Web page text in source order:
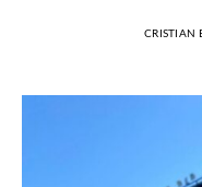
CRISTIAN